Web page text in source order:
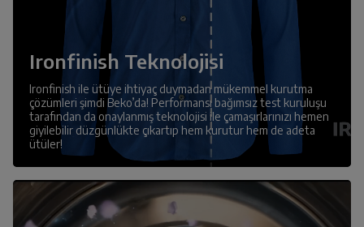
Ironfinish Teknolojisi
Ironfinish ile ütüye ihtiyaç duymadan mükemmel kurutma
çözümleri şimdi Beko’da! Performansı bağımsız test kuruluşu
tarafından da onaylanmış teknolojisi ile çamaşırlarınızı hemen
giyilebilir düzgünlükte çıkartıp hem kurutur hem de adeta
ütüler!